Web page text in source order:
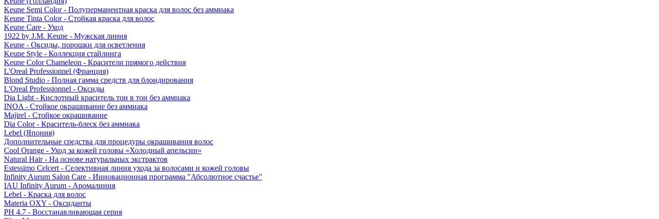
Keune Semi Color - Полуперманентная краска для волос без аммиака
Keune Tinta Color - Стойкая краска для волос
Keune Care - Уход
1922 by J.M. Keune - Мужская линия
Keune - Оксиды, порошки для осветления
Keune Style - Коллекция стайлинга
Keune Color Chameleon - Красители прямого действия
L'Oreal Professionnel (Франция)
Blond Studio - Полная гамма средств для блондирования
L'Oreal Professionnel - Оксиды
Dia Light - Кислотный краситель тон в тон без аммиака
INOA - Стойкое окрашивание без аммиака
Majirel - Стойкое окрашивание
Dia Color - Краситель-блеск без аммиака
Lebel (Япония)
Дополнительные средства для процедуры окрашивания волос
Cool Orange - Уход за кожей головы «Холодный апельсин»
Natural Hair - На основе натуральных экстрактов
Estessimo Celcert - Селективная линия ухода за волосами и кожей головы
Infinity Aurum Salon Care - Инновационная программа "Абсолютное счастье"
IAU Infinity Aurum - Аромалиния
Lebel - Краска для волос
Materia OXY - Оксиданты
PH 4.7 - Восстанавливающая серия